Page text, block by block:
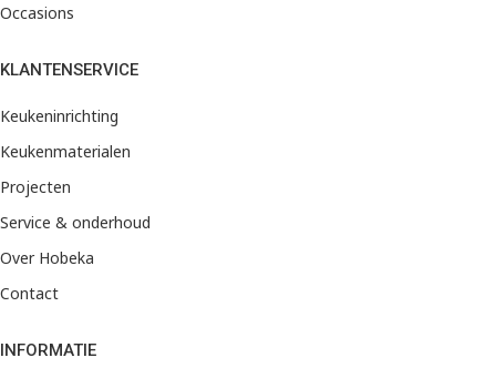
Occasions
KLANTENSERVICE
Keukeninrichting
Keukenmaterialen
Projecten
Service & onderhoud
Over Hobeka
Contact
INFORMATIE